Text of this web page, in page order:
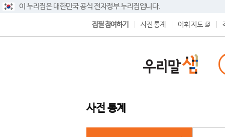
이 누리집은 대한민국 공식 전자정부 누리집입니다.
집필 참여하기 사전 통계 어휘 지도
사전 통계